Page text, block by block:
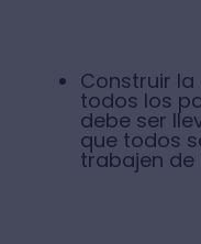
Construir
todos los
debe ser
que todos
trabajen de